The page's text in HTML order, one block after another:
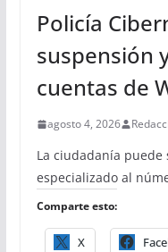
Policía
suspensión
cuentas de
agosto 4, 2026
La ciudadanía
especializado al
Comparte esto:
X